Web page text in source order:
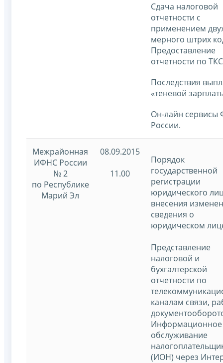
Сдача налоговой
отчетности с
применением
мерного штрих
Предоставление
отчетности по
Последствия
«теневой
Он-лайн сервисы
России.
Межрайонная
ИФНС России
№ 2
по Республике
Марий Эл
08.09.2015
11.00
Порядок
государственной
регистрации
юридического
внесения
сведения о
юридическом
Представление
налоговой и
бухгалтерской
отчетности по
каналам связи,
Информационное
обслуживание
(ИОН) через